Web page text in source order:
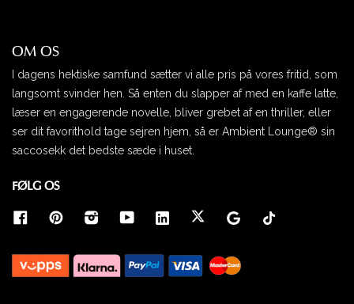
OM OS
I dagens hektiske samfund sætter vi alle pris på vores fritid, som
langsomt svinder hen. Så enten du slapper af med en kaffe latte,
læser en engagerende novelle, bliver grebet af en thriller, eller
ser dit favorithold tage sejren hjem, så er Ambient Lounge® sin
saccosekk det bedste sæde i huset.
FØLG OS